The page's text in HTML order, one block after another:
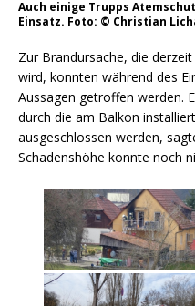
Auch einige Trupps
Einsatz. Foto: © Christian
Zur Brandursache, die
wird, konnten während des
Aussagen getroffen werden.
durch die am Balkon
ausgeschlossen werden,
Schadenshöhe konnte noch